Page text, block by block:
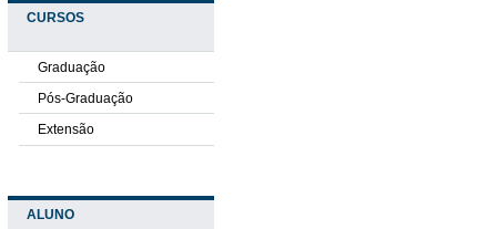
CURSOS
Graduação
Pós-Graduação
Extensão
ALUNO